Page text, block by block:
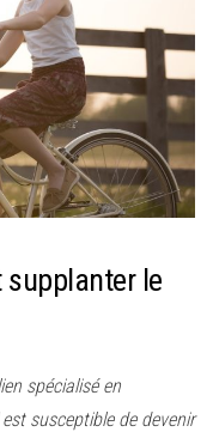
le
spécialisé en
susceptible de devenir